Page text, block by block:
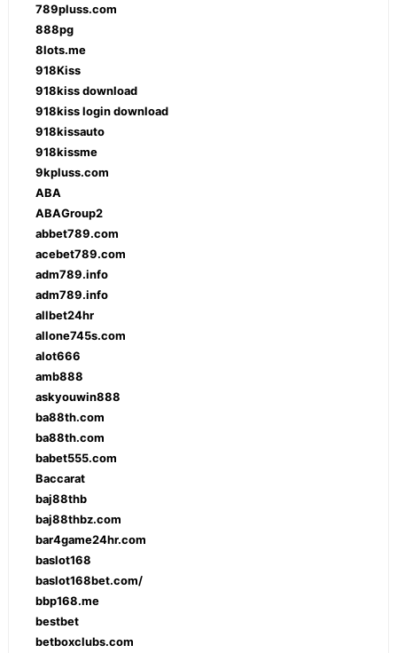
789pluss.com
888pg
8lots.me
918Kiss
918kiss download
918kiss login download
918kissauto
918kissme
9kpluss.com
ABA
ABAGroup2
abbet789.com
acebet789.com
adm789.info
adm789.info
allbet24hr
allone745s.com
alot666
amb888
askyouwin888
ba88th.com
ba88th.com
babet555.com
Baccarat
baj88thb
baj88thbz.com
bar4game24hr.com
baslot168
baslot168bet.com/
bbp168.me
bestbet
betboxclubs.com